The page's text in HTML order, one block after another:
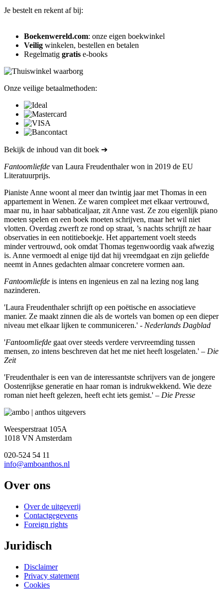
Je bestelt en rekent af bij:
Boekenwereld.com: onze eigen boekwinkel
Veilig winkelen, bestellen en betalen
Regelmatig gratis e-books
Onze veilige betaalmethoden:
Bekijk de inhoud van dit boek ➔
Fantoomliefde van Laura Freudenthaler won in 2019 de EU
Literatuurprijs.
Pianiste Anne woont al meer dan twintig jaar met Thomas in een
appartement in Wenen. Ze waren compleet met elkaar vertrouwd,
maar nu, in haar sabbaticaljaar, zit Anne vast. Ze zou eigenlijk piano
moeten spelen en een boek moeten schrijven, maar het wil niet
vlotten. Overdag zwerft ze rond op straat, ’s nachts schrijft ze haar
observaties in een notitieboekje. Het appartement voelt steeds
minder vertrouwd, ook omdat Thomas tegenwoordig vaak afwezig
is. Anne vermoedt al enige tijd dat hij vreemdgaat en zijn geliefde
neemt in Annes gedachten almaar concretere vormen aan.
Fantoomliefde is intens en ingenieus en zal na lezing nog lang
nazinderen.
'Laura Freudenthaler schrijft op een poëtische en associatieve
manier. Ze maakt zinnen die als de wortels van bomen op een dieper
niveau met elkaar lijken te communiceren.' - Nederlands Dagblad
'Fantoomliefde gaat over steeds verdere vervreemding tussen
mensen, zo intens beschreven dat het me niet heeft losgelaten.' – Die
Zeit
'Freudenthaler is een van de interessantste schrijvers van de jongere
Oostenrijkse generatie en haar roman is indrukwekkend. Wie deze
roman niet heeft gelezen, heeft echt iets gemist.' – Die Presse
Weesperstraat 105A
1018 VN Amsterdam
020-524 54 11
info@amboanthos.nl
Over ons
Over de uitgeverij
Contactgegevens
Foreign rights
Juridisch
Disclaimer
Privacy statement
Cookies